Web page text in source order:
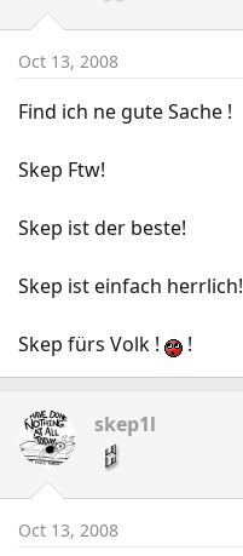
Oct 13, 2008
Find ich ne gute Sache !
Skep Ftw!
Skep ist der beste!
Skep ist einfach herrlich!
Skep fürs Volk ! !
skep1l
Oct 13, 2008